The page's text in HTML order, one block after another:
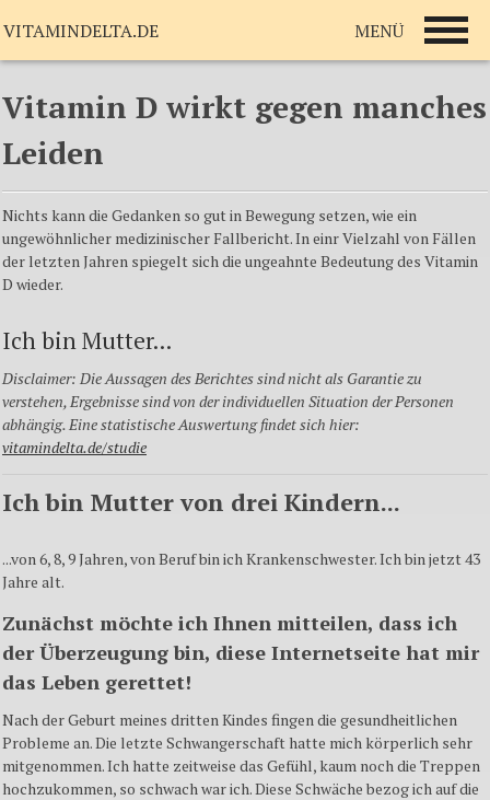
Vitamin D wirkt gegen manches
Leiden
Nichts kann die Gedanken so gut in Bewegung setzen, wie ein
ungewöhnlicher medizinischer Fallbericht. In einr Vielzahl von Fällen
der letzten Jahren spiegelt sich die ungeahnte Bedeutung des Vitamin
D wieder.
Ich bin Mutter...
Disclaimer: Die Aussagen des Berichtes sind nicht als Garantie zu
verstehen, Ergebnisse sind von der individuellen Situation der Personen
abhängig. Eine statistische Auswertung findet sich hier:
vitamindelta.de/studie
Ich bin Mutter von drei Kindern...
...von 6, 8, 9 Jahren, von Beruf bin ich Krankenschwester. Ich bin jetzt 43
Jahre alt.
Zunächst möchte ich Ihnen mitteilen, dass ich
der Überzeugung bin, diese Internetseite hat mir
das Leben gerettet!
Nach der Geburt meines dritten Kindes fingen die gesundheitlichen
Probleme an. Die letzte Schwangerschaft hatte mich körperlich sehr
mitgenommen. Ich hatte zeitweise das Gefühl, kaum noch die Treppen
hochzukommen, so schwach war ich. Diese Schwäche bezog ich auf die
VITAMINDELTA.DE MENÜ